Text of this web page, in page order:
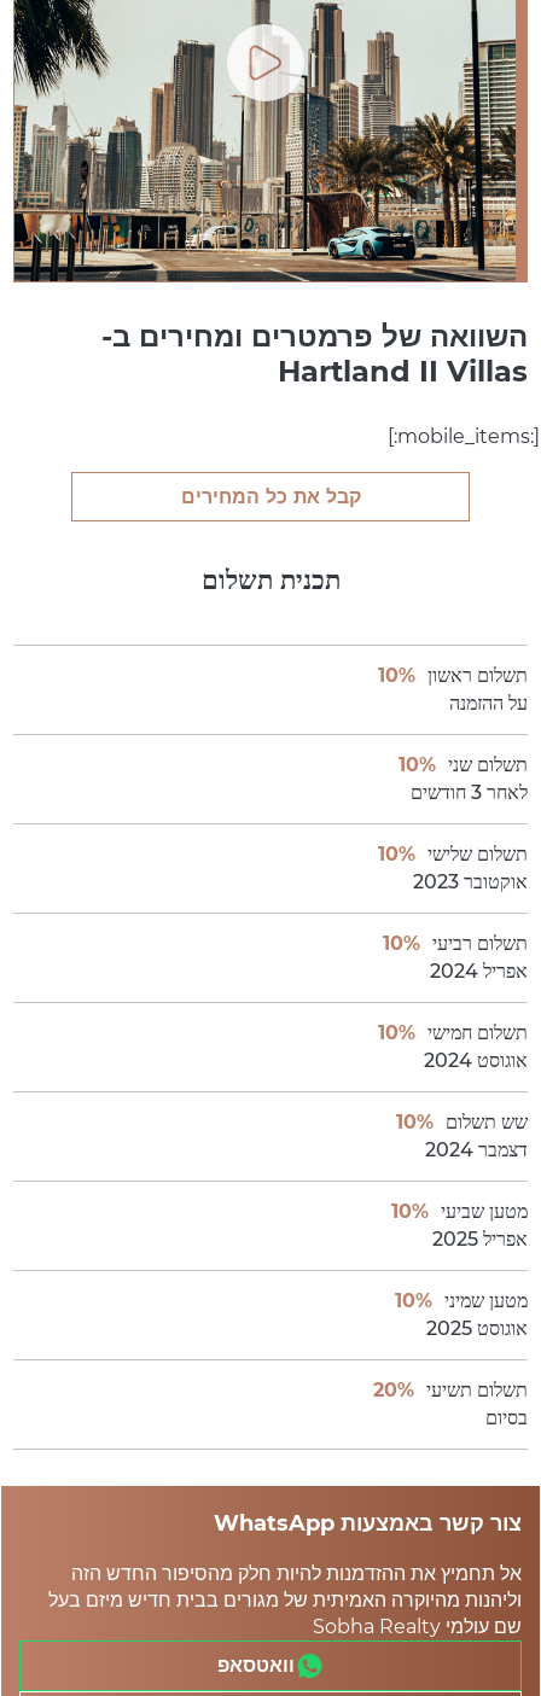
השוואה של פרמטרים ומחירים ב-
Hartland II Villas
[:mobile_items:]
קבל את כל המחירים
תכנית תשלום
תשלום ראשון 10%
על ההזמנה
תשלום שני 10%
לאחר 3 חודשים
תשלום שלישי 10%
אוקטובר 2023
תשלום רביעי 10%
אפריל 2024
תשלום חמישי 10%
אוגוסט 2024
שש תשלום 10%
דצמבר 2024
מטען שביעי 10%
אפריל 2025
מטען שמיני 10%
אוגוסט 2025
תשלום תשיעי 20%
בסיום
צור קשר באמצעות WhatsApp
אל תחמיץ את ההזדמנות להיות חלק מהסיפור החדש הזה
וליהנות מהיוקרה האמיתית של מגורים בבית חדיש מיזם בעל
שם עולמי Sobha Realty
וואטסאפ